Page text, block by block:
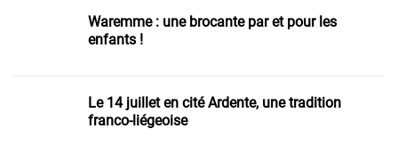
Waremme : une brocante par et pour les
enfants !
Le 14 juillet en cité Ardente, une tradition
franco-liégeoise